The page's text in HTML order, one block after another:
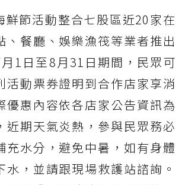
鮮節活動整合七股區近20家在
、餐廳、娛樂漁筏等業者推出
1日至8月31日期間，民眾可
活動票券證明到合作店家享消
優惠內容依各店家公告資訊為
近期天氣炎熱，參與民眾務必
充水分，避免中暑，如有身體
水，並請跟現場救護站諮詢。